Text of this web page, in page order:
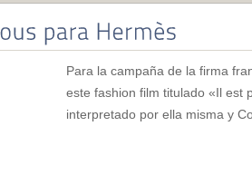
Para la campaña de la firma
este fashion film titulado «Il est
interpretado por ella misma y